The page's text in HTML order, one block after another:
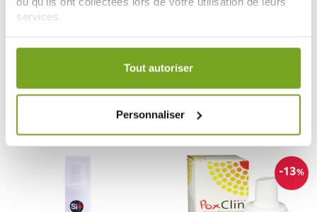
services.
Votre choix de consentement est conservé pendant une
Tout autoriser
Personnaliser
PHARMASCIENCE
PHARMASCIENCE HUILE
ESSENTIELLE CISTE LADANIFIERE
BIO 5ML
8,50 €
AJOUTER AU PANIER
AVENE
AVENE CICALFATE SPRAY
ASSECHANT REPARATEUR 100ML
13,85 €
11,77 €
-13%